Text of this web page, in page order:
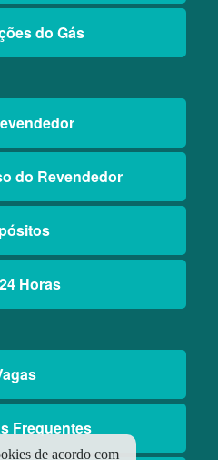
do Gás
do Revendedor
Horas
Frequentes
de acordo com